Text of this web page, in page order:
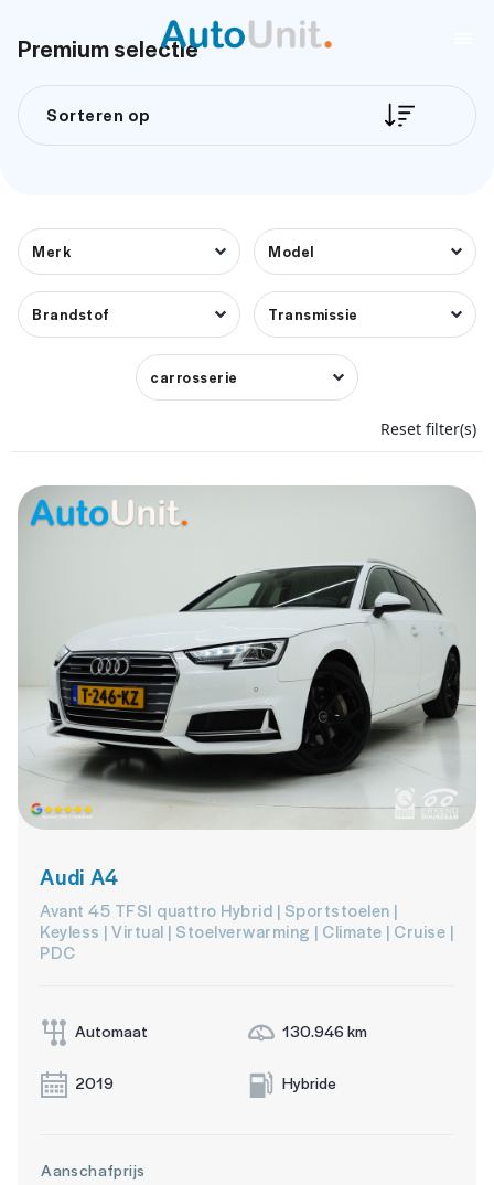
Premium selectie
Sorteren op
Merk Model
Brandstof Transmissie
carrosserie
Reset filter(s)
Audi A4
Avant 45 TFSI quattro Hybrid | Sportstoelen |
Keyless | Virtual | Stoelverwarming | Climate | Cruise |
PDC
Automaat 130.946 km
2019 Hybride
Aanschafprijs